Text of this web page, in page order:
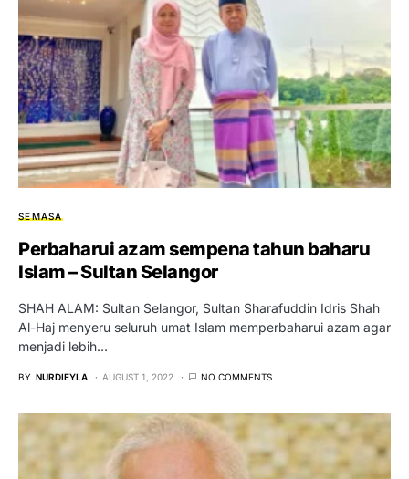
SEMASA
Perbaharui azam sempena tahun baharu
Islam – Sultan Selangor
SHAH ALAM: Sultan Selangor, Sultan Sharafuddin Idris Shah
Al-Haj menyeru seluruh umat Islam memperbaharui azam agar
menjadi lebih…
BY NURDIEYLA AUGUST 1, 2022 NO COMMENTS